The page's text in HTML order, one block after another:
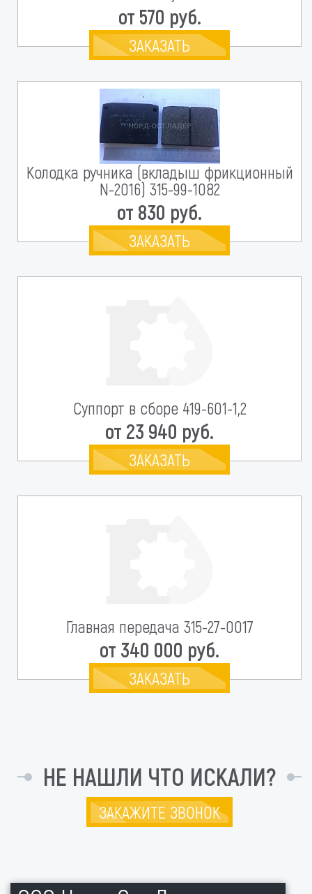
от 570 руб.
ЗАКАЗАТЬ
Колодка ручника (вкладыш фрикционный
N-2016) 315-99-1082
от 830 руб.
ЗАКАЗАТЬ
Суппорт в сборе 419-601-1,2
от 23 940 руб.
ЗАКАЗАТЬ
Главная передача 315-27-0017
от 340 000 руб.
ЗАКАЗАТЬ
НЕ НАШЛИ ЧТО ИСКАЛИ?
ЗАКАЖИТЕ ЗВОНОК